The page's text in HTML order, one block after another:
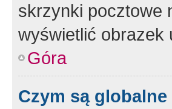
skrzynki pocztowe
wyświetlić obrazek
Góra
Czym są globalne